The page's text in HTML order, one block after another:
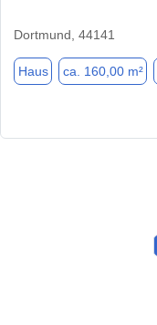
Dortmund, 44141
Haus ca. 160,00 m²